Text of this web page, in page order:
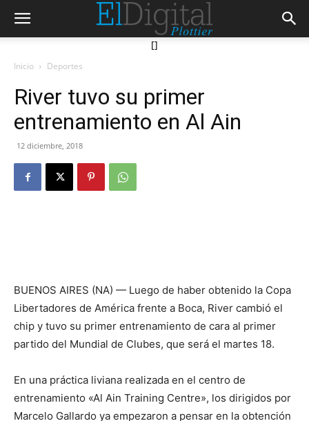
[]
Inicio Deportes
River tuvo su primer
entrenamiento en Al Ain
12 diciembre, 2018
BUENOS AIRES (NA) — Luego de haber obtenido la Copa
Libertadores de América frente a Boca, River cambió el
chip y tuvo su primer entrenamiento de cara al primer
partido del Mundial de Clubes, que será el martes 18.
En una práctica liviana realizada en el centro de
entrenamiento «Al Ain Training Centre», los dirigidos por
Marcelo Gallardo ya empezaron a pensar en la obtención